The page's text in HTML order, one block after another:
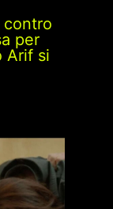
per
Arif si